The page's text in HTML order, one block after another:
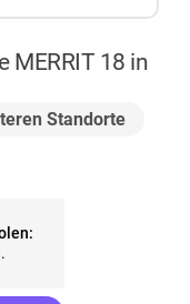
MERRIT 18 in
Standorte